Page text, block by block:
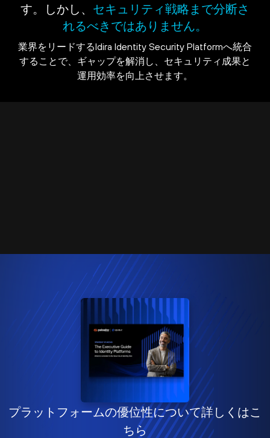
す。しかし、 セキュリティ戦略まで分断さ
れるべきではありません。
業界をリードするIdira Identity Security Platformへ統合
することで、ギャップを解消し、セキュリティ成果と
運用効率を向上させます。
プラットフォームの優位性について詳しくはこ
ちら